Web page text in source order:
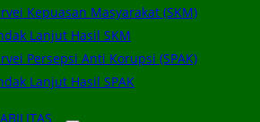
Kepuasan Masyarakat (SKM)
Lanjut Hasil SKM
Persepsi Anti Korupsi (SPAK)
Lanjut Hasil SPAK